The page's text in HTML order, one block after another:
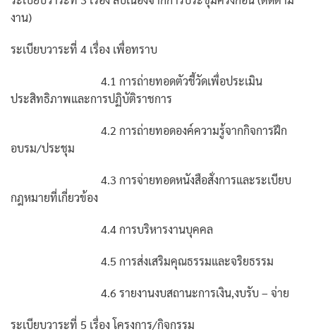
งาน)
ระเบียบวาระที่ 4 เรื่อง เพื่อทราบ
4.1 การถ่ายทอดตัวชี้วัดเพื่อประเมิน
ประสิทธิภาพและการปฏิบัติราชการ
4.2 การถ่ายทอดองค์ความรู้จากกิจการฝึก
อบรม/ประชุม
4.3 การจ่ายทอดหนังสือสั่งการและระเบียบ
กฎหมายที่เกี่ยวข้อง
4.4 การบริหารงานบุคคล
4.5 การส่งเสริมคุณธรรมและจริยธรรม
4.6 รายงานงบสถานะการเงิน,งบรับ – จ่าย
ระเบียบวาระที่ 5 เรื่อง โครงการ/กิจกรรม